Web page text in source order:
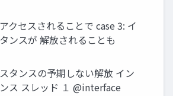
クセスされることで case 3: イ
ンスが 解放されることも
タンスの予期しない解放 イン
ス スレッド １ @interface